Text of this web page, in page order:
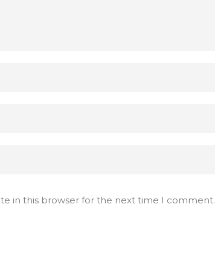
in this browser for the next time I comment.